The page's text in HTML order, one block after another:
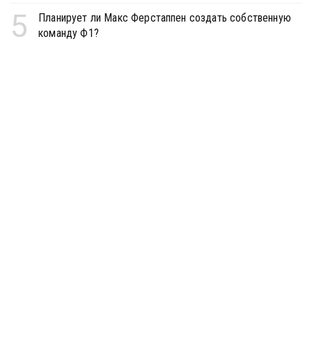
5
Планирует ли Макс Ферстаппен создать собственную
команду Ф1?